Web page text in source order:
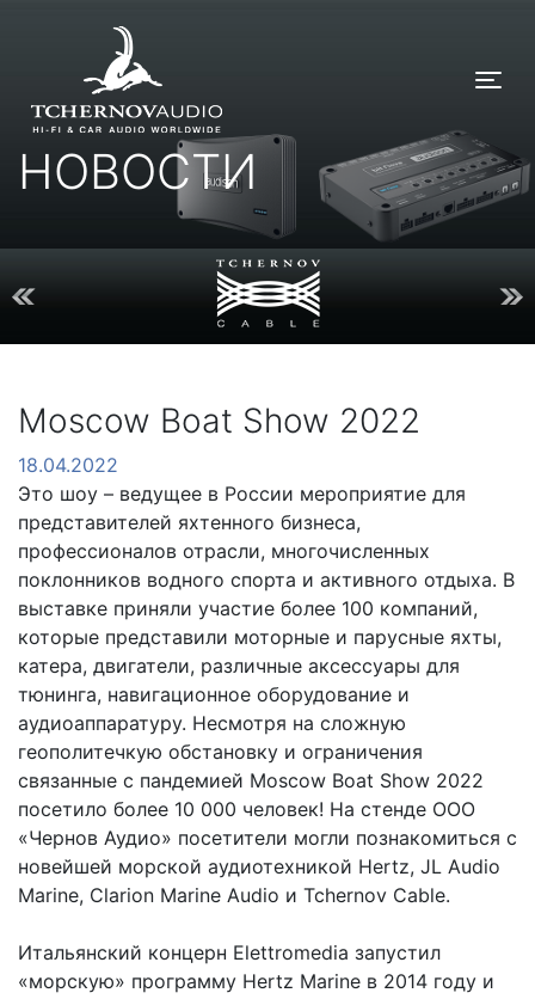
НОВОСТИ
Moscow Boat Show 2022
18.04.2022
Это шоу – ведущее в России мероприятие для
представителей яхтенного бизнеса,
профессионалов отрасли, многочисленных
поклонников водного спорта и активного отдыха. В
выставке приняли участие более 100 компаний,
которые представили моторные и парусные яхты,
катера, двигатели, различные аксессуары для
тюнинга, навигационное оборудование и
аудиоаппаратуру. Несмотря на сложную
геополитечкую обстановку и ограничения
связанные с пандемией Moscow Boat Show 2022
посетило более 10 000 человек! На стенде ООО
«Чернов Аудио» посетители могли познакомиться с
новейшей морской аудиотехникой Hertz, JL Audio
Marine, Clarion Marine Audio и Tchernov Cable.
Итальянский концерн Elettromedia запустил
«морскую» программу Hertz Marine в 2014 году и